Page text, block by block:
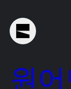
to
content
원